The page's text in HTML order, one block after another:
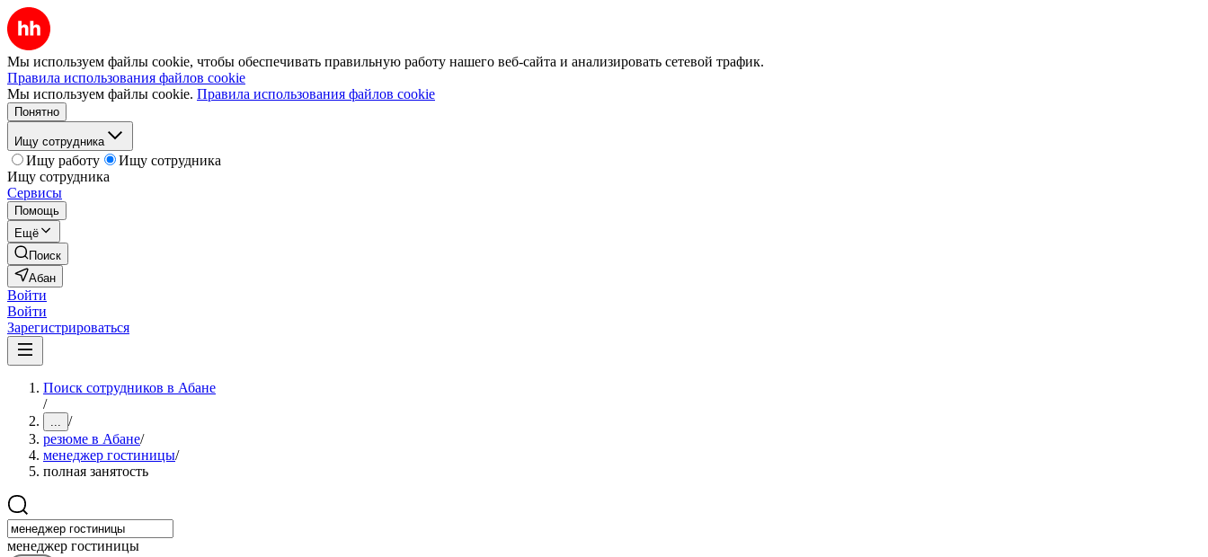
Мы используем файлы cookie, чтобы обеспечивать правильную работу нашего веб-сайта и анализировать сетевой трафик.
Правила использования файлов cookie
Мы используем файлы cookie. Правила использования файлов cookie
Понятно
Ищу сотрудника
Ищу работу
Ищу сотрудника
Ищу сотрудника
Сервисы
Помощь
Ещё
Поиск
Абан
Войти
Войти
Зарегистрироваться
Поиск сотрудников в Абане
/
... /
резюме в Абане/
менеджер гостиницы/
полная занятость
менеджер гостиницы